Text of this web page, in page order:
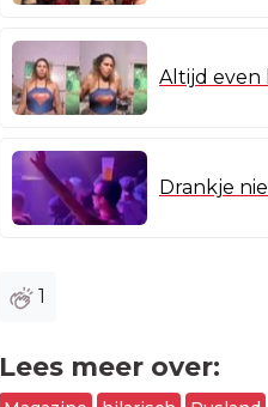
Altijd even
Drankje
1
Lees meer over: